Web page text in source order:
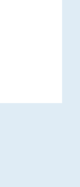
Immobiliare